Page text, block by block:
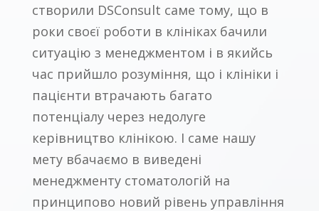
створили DSConsult саме тому, що в
роки своєї роботи в клініках бачили
ситуацію з менеджментом і в якийсь
час прийшло розуміння, що і клініки і
пацієнти втрачають багато
потенціалу через недолуге
керівництво клінікою. І саме нашу
мету вбачаємо в виведені
менеджменту стоматологій на
принципово новий рівень управління